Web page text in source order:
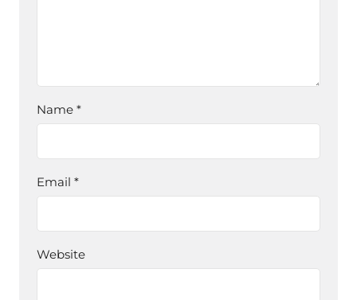
Name *
Email *
Website